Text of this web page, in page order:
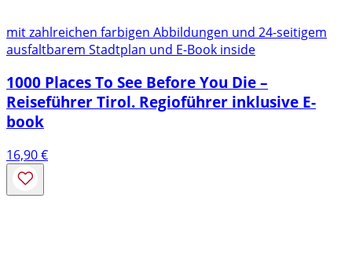
mit zahlreichen farbigen Abbildungen und 24-seitigem
ausfaltbarem Stadtplan und E-Book inside
1000 Places To See Before You Die –
Reiseführer Tirol. Regioführer inklusive E-
book
16,90€